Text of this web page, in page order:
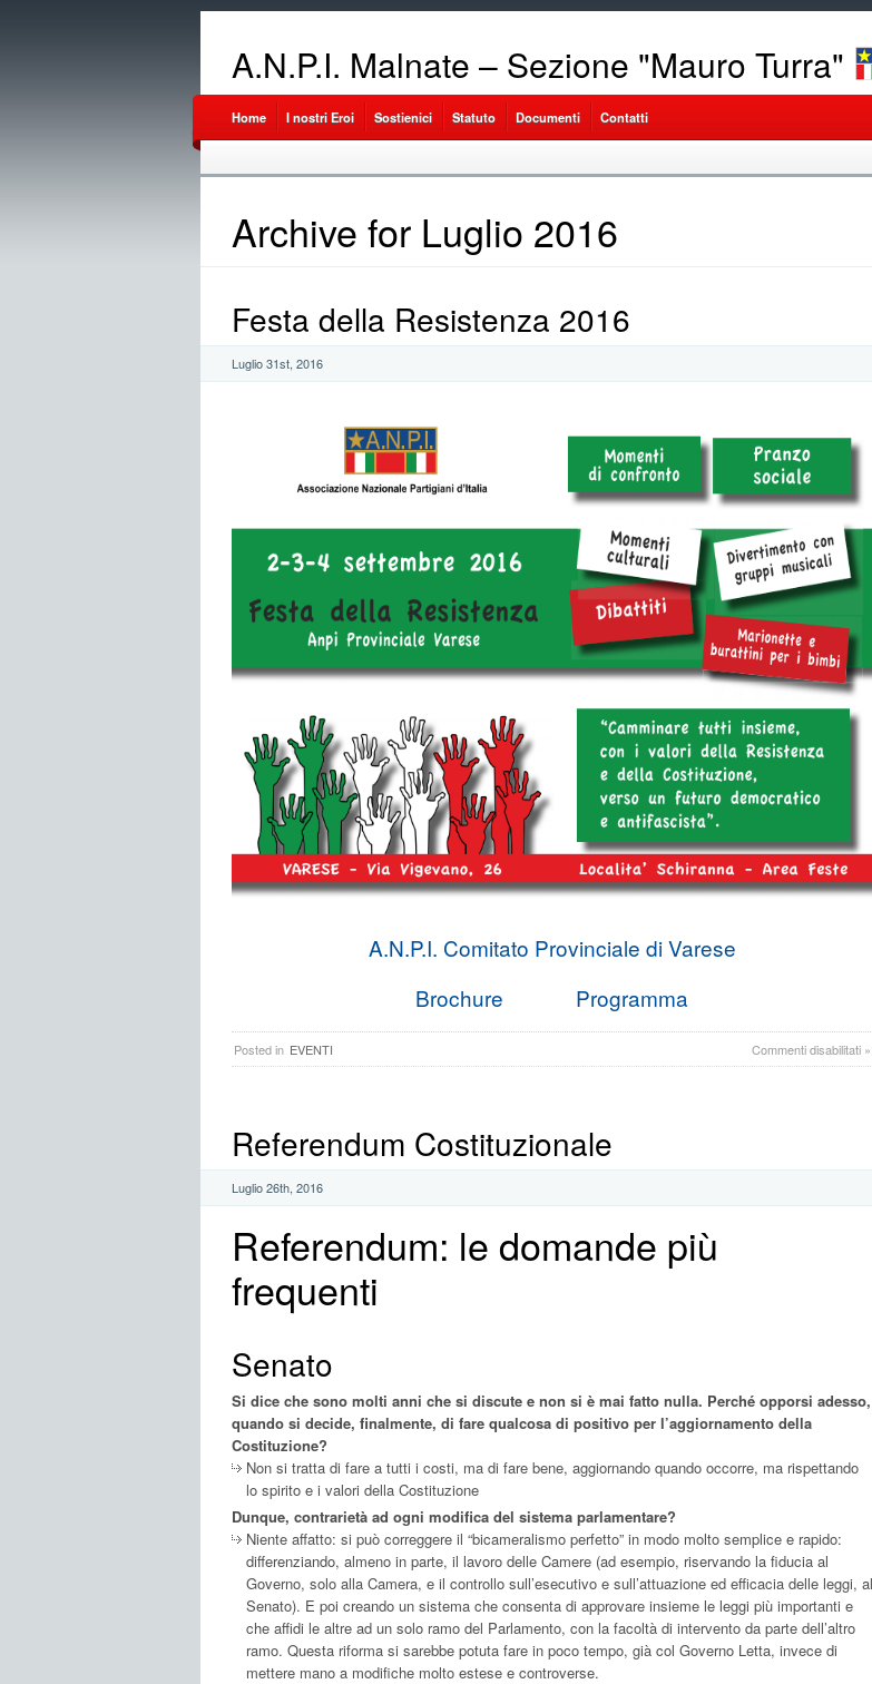
A.N.P.I. Malnate – Sezione "Mauro Turra"
Home I nostri Eroi Sostienici Statuto Documenti Contatti
Archive for Luglio 2016
Festa della Resistenza 2016
Luglio 31st, 2016
A.N.P.I. Comitato Provinciale di Varese
Brochure
Programma
Commenti disabilitatisu
»
Posted in EVENTI
Referendum Costituzionale
Luglio 26th, 2016
Referendum: le domande più
frequenti
Senato
Si dice che sono molti anni che si discute e non si è mai fatto nulla. Perché opporsi adesso,
quando si decide, finalmente, di fare qualcosa di positivo per l’aggiornamento della
Costituzione?
Non si tratta di fare a tutti i costi, ma di fare bene, aggiornando quando occorre, ma rispettando
lo spirito e i valori della Costituzione
Dunque, contrarietà ad ogni modifica del sistema parlamentare?
Niente affatto: si può correggere il “bicameralismo perfetto” in modo molto semplice e rapido:
differenziando, almeno in parte, il lavoro delle Camere (ad esempio, riservando la fiducia al
Governo, solo alla Camera, e il controllo sull’esecutivo e sull’attuazione ed efficacia delle leggi, al
Senato). E poi creando un sistema che consenta di approvare insieme le leggi più importanti e
che affidi le altre ad un solo ramo del Parlamento, con la facoltà di intervento da parte dell’altro
ramo. Questa riforma si sarebbe potuta fare in poco tempo, già col Governo Letta, invece di
mettere mano a modifiche molto estese e controverse.